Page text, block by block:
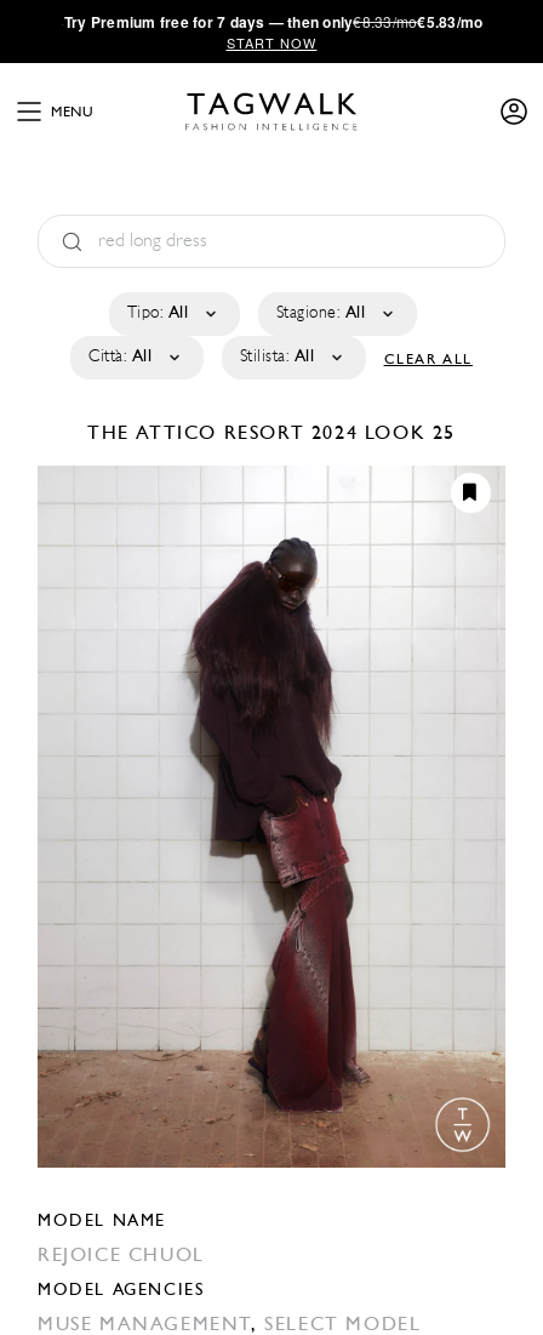
·Try Premium free for 7 days — then only€8.33/mo€5.83/mo
START NOW
MENU
Tipo: All Stagione: All
Città: All Stilista: All CLEAR ALL
THE ATTICO RESORT 2024 LOOK 25
MODEL NAME
REJOICE CHUOL
MODEL AGENCIES
MUSE MANAGEMENT,SELECT MODEL